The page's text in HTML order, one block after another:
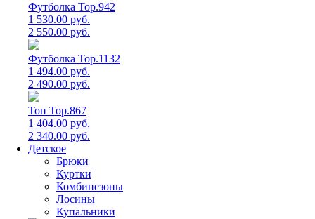
Футболка Top.942
1 530.00 руб.
2 550.00 руб.
Футболка Top.1132
1 494.00 руб.
2 490.00 руб.
Топ Top.867
1 404.00 руб.
2 340.00 руб.
Детское
Брюки
Куртки
Комбинезоны
Лосины
Купальники